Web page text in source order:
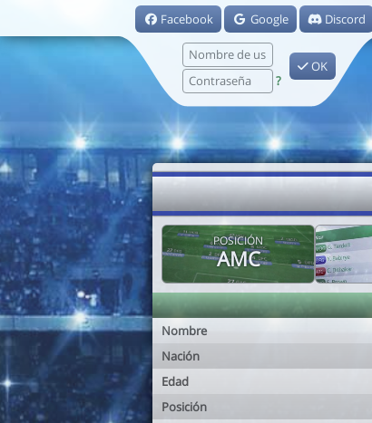
Facebook Google Discord
?
OK
POSICIÓN
AMC
Nombre
Nación
Edad
Posición